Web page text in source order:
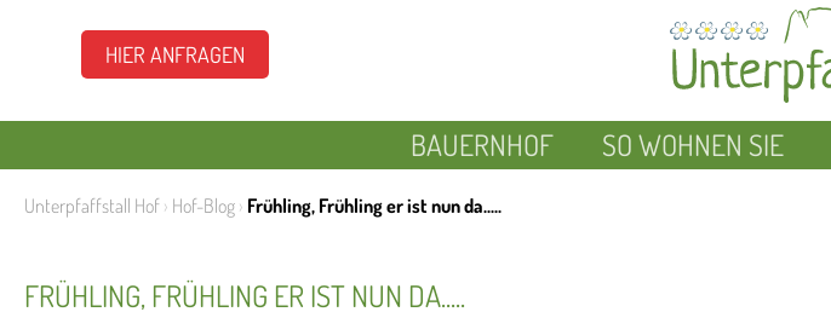
HIER ANFRAGEN
BAUERNHOF SO WOHNEN SIE
Unterpfaffstall Hof › Hof-Blog › Frühling, Frühling er ist nun da.....
FRÜHLING, FRÜHLING ER IST NUN DA.....